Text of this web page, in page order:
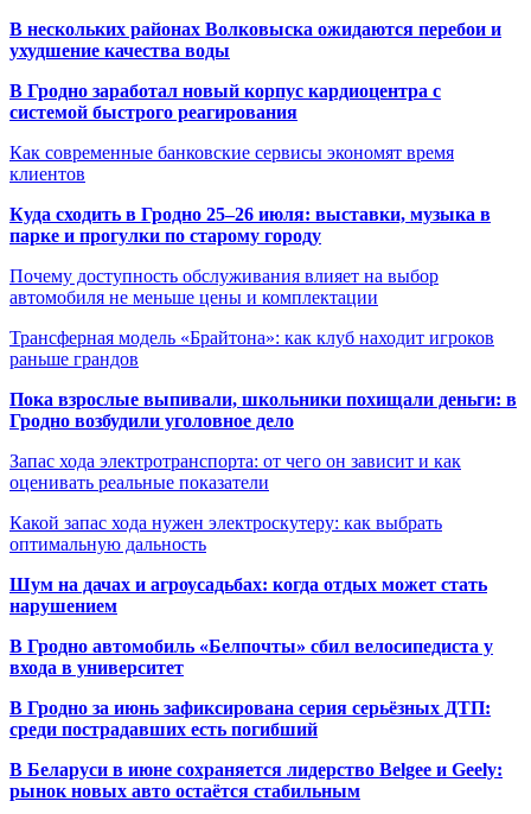
В нескольких районах Волковыска ожидаются перебои и
ухудшение качества воды
В Гродно заработал новый корпус кардиоцентра с
системой быстрого реагирования
Как современные банковские сервисы экономят время
клиентов
Куда сходить в Гродно 25–26 июля: выставки, музыка в
парке и прогулки по старому городу
Почему доступность обслуживания влияет на выбор
автомобиля не меньше цены и комплектации
Трансферная модель «Брайтона»: как клуб находит игроков
раньше грандов
Пока взрослые выпивали, школьники похищали деньги: в
Гродно возбудили уголовное дело
Запас хода электротранспорта: от чего он зависит и как
оценивать реальные показатели
Какой запас хода нужен электроскутеру: как выбрать
оптимальную дальность
Шум на дачах и агроусадьбах: когда отдых может стать
нарушением
В Гродно автомобиль «Белпочты» сбил велосипедиста у
входа в университет
В Гродно за июнь зафиксирована серия серьёзных ДТП:
среди пострадавших есть погибший
В Беларуси в июне сохраняется лидерство Belgee и Geely:
рынок новых авто остаётся стабильным